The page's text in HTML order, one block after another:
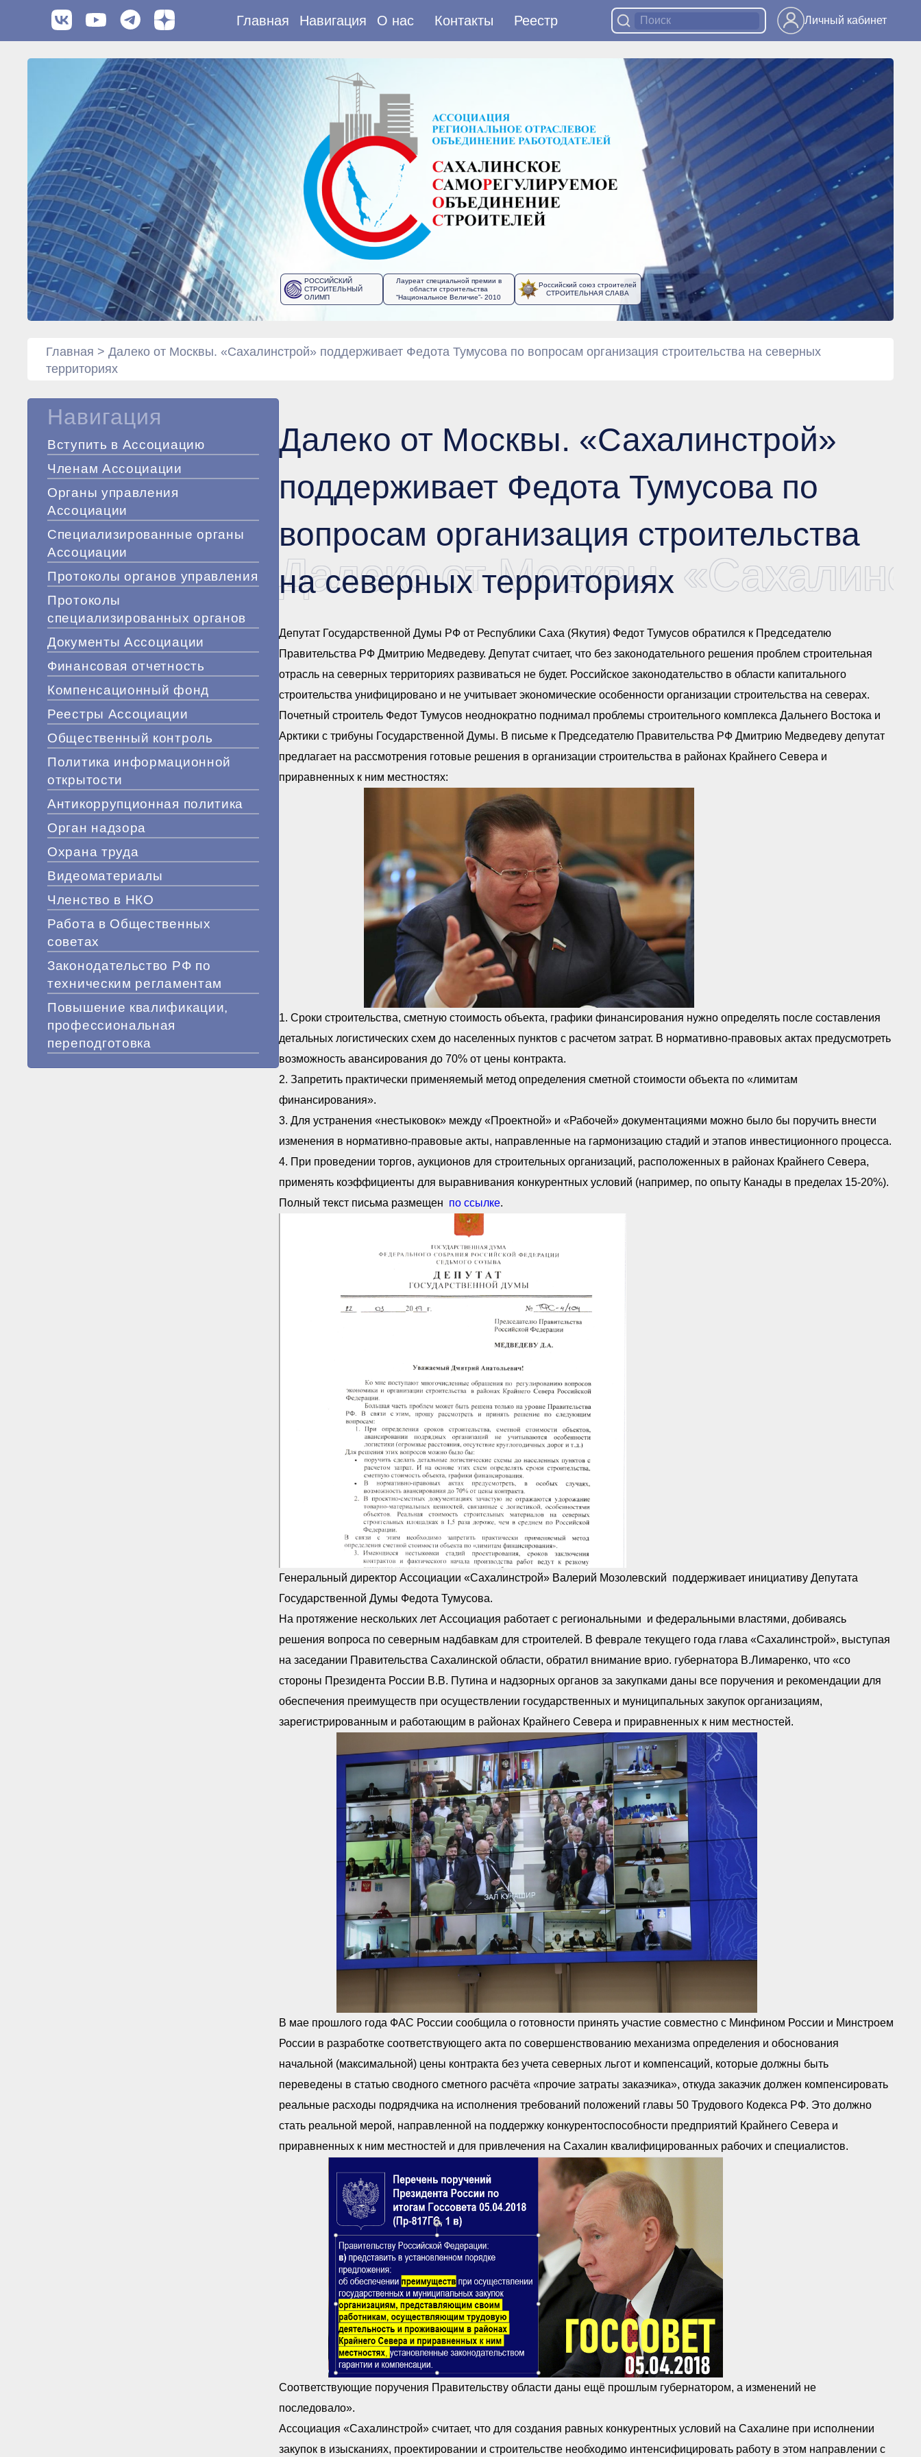
Главная Навигация О нас Контакты Реестр Личный кабинет
РОССИЙСКИЙ
СТРОИТЕЛЬНЫЙ
ОЛИМП
Лауреат специальной премии в
области строительства
“Национальное Величие”- 2010
Российский союз строителей
СТРОИТЕЛЬНАЯ СЛАВА
Главная > Далеко от Москвы. «Сахалинстрой» поддерживает Федота Тумусова по вопросам организация строительства на северных
территориях
Навигация
Вступить в Ассоциацию
Членам Ассоциации
Органы управления
Ассоциации
Специализированные органы
Ассоциации
Протоколы органов управления
Протоколы
специализированных органов
Документы Ассоциации
Финансовая отчетность
Компенсационный фонд
Реестры Ассоциации
Общественный контроль
Политика информационной
открытости
Антикоррупционная политика
Орган надзора
Охрана труда
Видеоматериалы
Членство в НКО
Работа в Общественных
советах
Законодательство РФ по
техническим регламентам
Повышение квалификации,
профессиональная
переподготовка
Далеко от Москвы. «Сахалинстрой»
поддерживает Федота Тумусова по
вопросам организация строительства
на северных территориях
Далеко от Москвы.
Депутат Государственной Думы РФ от Республики Саха (Якутия) Федот Тумусов обратился к Председателю
Правительства РФ Дмитрию Медведеву. Депутат считает, что без законодательного решения проблем строительная
отрасль на северных территориях развиваться не будет. Российское законодательство в области капитального
строительства унифицировано и не учитывает экономические особенности организации строительства на северах.
Почетный строитель Федот Тумусов неоднократно поднимал проблемы строительного комплекса Дальнего Востока и
Арктики с трибуны Государственной Думы. В письме к Председателю Правительства РФ Дмитрию Медведеву депутат
предлагает на рассмотрения готовые решения в организации строительства в районах Крайнего Севера и
приравненных к ним местностях:
1. Сроки строительства, сметную стоимость объекта, графики финансирования нужно определять после составления
детальных логистических схем до населенных пунктов с расчетом затрат. В нормативно-правовых актах предусмотреть
возможность авансирования до 70% от цены контракта.
2. Запретить практически применяемый метод определения сметной стоимости объекта по «лимитам
финансирования».
3. Для устранения «нестыковок» между «Проектной» и «Рабочей» документациями можно было бы поручить внести
изменения в нормативно-правовые акты, направленные на гармонизацию стадий и этапов инвестиционного процесса.
4. При проведении торгов, аукционов для строительных организаций, расположенных в районах Крайнего Севера,
применять коэффициенты для выравнивания конкурентных условий (например, по опыту Канады в пределах 15-20%).
Полный текст письма размещен по ссылке.
Генеральный директор Ассоциации «Сахалинстрой» Валерий Мозолевский поддерживает инициативу Депутата
Государственной Думы Федота Тумусова.
На протяжение нескольких лет Ассоциация работает с региональными и федеральными властями, добиваясь
решения вопроса по северным надбавкам для строителей. В феврале текущего года глава «Сахалинстрой», выступая
на заседании Правительства Сахалинской области, обратил внимание врио. губернатора В.Лимаренко, что «со
стороны Президента России В.В. Путина и надзорных органов за закупками даны все поручения и рекомендации для
обеспечения преимуществ при осуществлении государственных и муниципальных закупок организациям,
зарегистрированным и работающим в районах Крайнего Севера и приравненных к ним местностей.
В мае прошлого года ФАС России сообщила о готовности принять участие совместно с Минфином России и Минстроем
России в разработке соответствующего акта по совершенствованию механизма определения и обоснования
начальной (максимальной) цены контракта без учета северных льгот и компенсаций, которые должны быть
переведены в статью сводного сметного расчёта «прочие затраты заказчика», откуда заказчик должен компенсировать
реальные расходы подрядчика на исполнения требований положений главы 50 Трудового Кодекса РФ. Это должно
стать реальной мерой, направленной на поддержку конкурентоспособности предприятий Крайнего Севера и
приравненных к ним местностей и для привлечения на Сахалин квалифицированных рабочих и специалистов.
Соответствующие поручения Правительству области даны ещё прошлым губернатором, а изменений не
последовало».
Ассоциация «Сахалинстрой» считает, что для создания равных конкурентных условий на Сахалине при исполнении
закупок в изысканиях, проектировании и строительстве необходимо интенсифицировать работу в этом направлении с